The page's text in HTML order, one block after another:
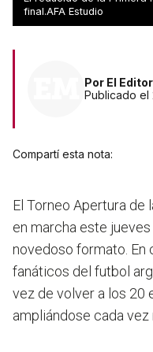
jueves se pone en
final.AFA Estudio
Por El
Publicado el
Compartí esta nota:
El Torneo Apertura de
en marcha este
novedoso formato. En
fanáticos del futbol
vez de volver a los 20
ampliándose cada vez